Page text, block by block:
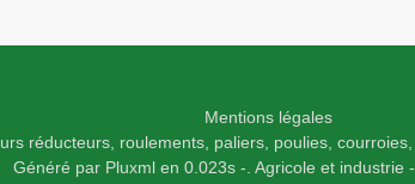
Mentions légales
réducteurs, roulements, paliers, poulies, courroies,
Généré par Pluxml en 0.023s -. Agricole et industrie -